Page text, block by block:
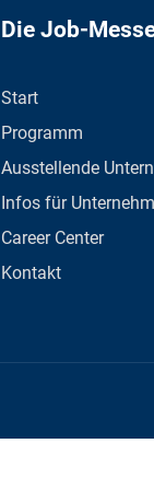
Die Job-
Start
Programm
Ausstellende
Infos für
Career Center
Kontakt